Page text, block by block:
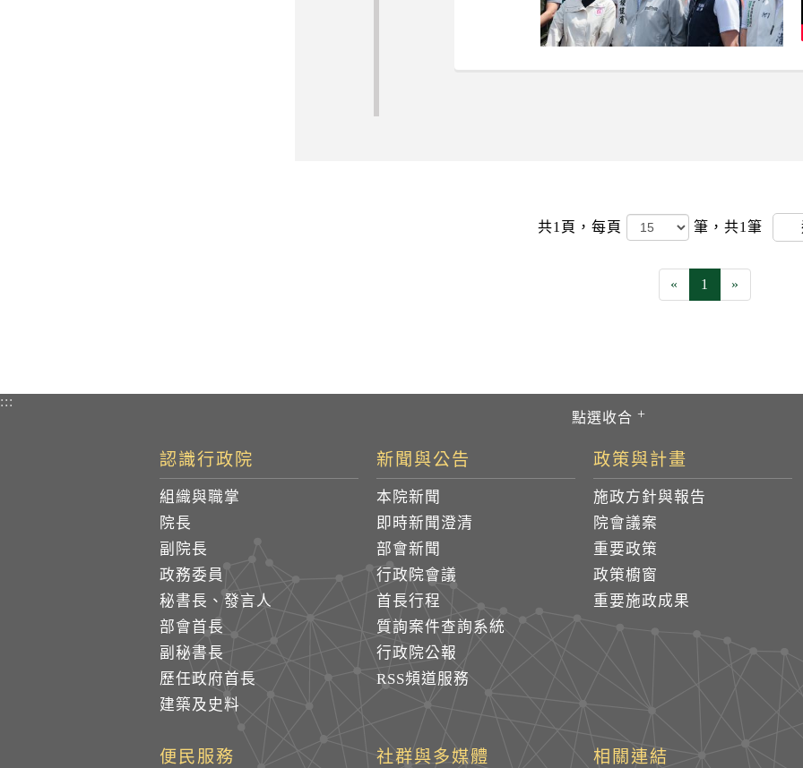
共1頁， 每頁 筆，共1筆
« 1 »
:::
認識行政院
組織與職掌
院長
副院長
政務委員
秘書長、發言人
部會首長
副秘書長
歷任政府首長
建築及史料
新聞與公告
本院新聞
即時新聞澄清
部會新聞
行政院會議
首長行程
質詢案件查詢系統
行政院公報
RSS頻道服務
政策與計畫
施政方針與報告
院會議案
重要政策
政策櫥窗
重要施政成果
便民服務 社群與多媒體 相關連結